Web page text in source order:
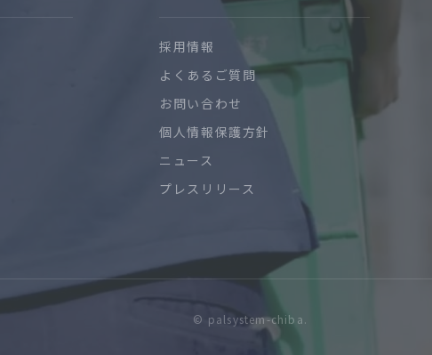
採用情報
よくあるご質問
お問い合わせ
個人情報保護方針
ニュース
プレスリリース
© palsystem-chiba.